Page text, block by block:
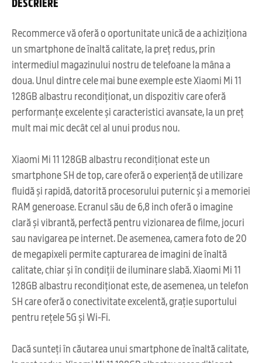
Recommerce vă oferă o oportunitate unică de a achiziționa
un smartphone de înaltă calitate, la preț redus, prin
intermediul magazinului nostru de telefoane la mâna a
doua. Unul dintre cele mai bune exemple este Xiaomi Mi 11
128GB albastru recondiționat, un dispozitiv care oferă
performanțe excelente și caracteristici avansate, la un preț
mult mai mic decât cel al unui produs nou.
Xiaomi Mi 11 128GB albastru recondiționat este un
smartphone SH de top, care oferă o experiență de utilizare
fluidă și rapidă, datorită procesorului puternic și a memoriei
RAM generoase. Ecranul său de 6,8 inch oferă o imagine
clară și vibrantă, perfectă pentru vizionarea de filme, jocuri
sau navigarea pe internet. De asemenea, camera foto de 20
de megapixeli permite capturarea de imagini de înaltă
calitate, chiar și în condiții de iluminare slabă. Xiaomi Mi 11
128GB albastru recondiționat este, de asemenea, un telefon
SH care oferă o conectivitate excelentă, grație suportului
pentru rețele 5G și Wi-Fi.
Dacă sunteți în căutarea unui smartphone de înaltă calitate,